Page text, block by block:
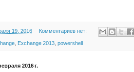
19, 2016 Комментариев нет:
Exchange 2013 powershell
2016 г.